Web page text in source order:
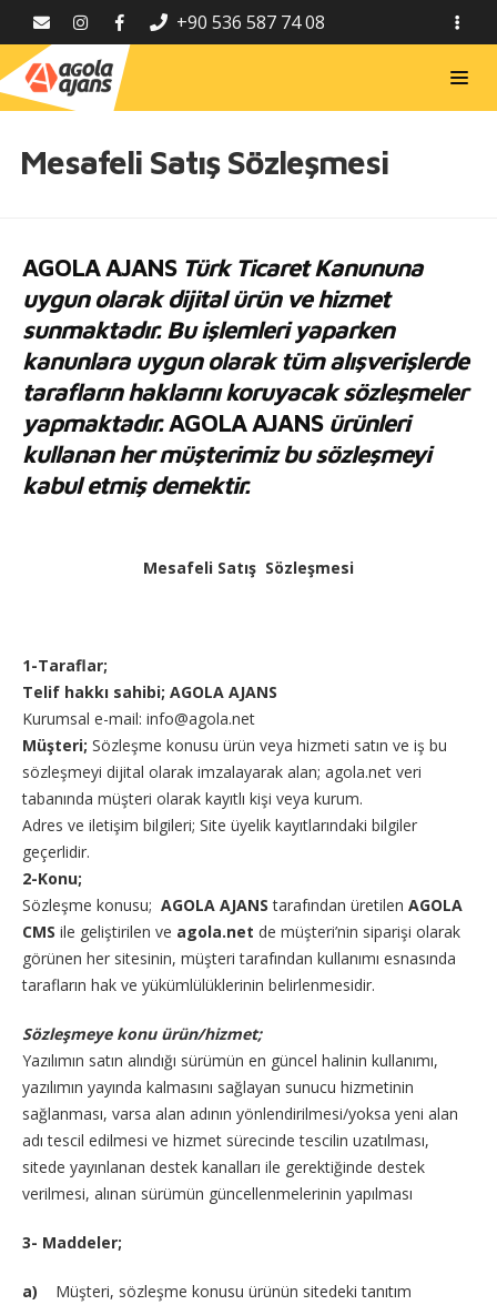
+90 536 587 74 08
Mesafeli Satış Sözleşmesi
AGOLA AJANS Türk Ticaret Kanununa
uygun olarak dijital ürün ve hizmet
sunmaktadır. Bu işlemleri yaparken
kanunlara uygun olarak tüm alışverişlerde
tarafların haklarını koruyacak sözleşmeler
yapmaktadır.AGOLA AJANS ürünleri
kullanan her müşterimiz bu sözleşmeyi
kabul etmiş demektir.
Mesafeli Satış Sözleşmesi
1-Taraflar;
Telif hakkı sahibi; AGOLA AJANS
Kurumsal e-mail: info@agola.net
Müşteri; Sözleşme konusu ürün veya hizmeti satın ve iş bu
sözleşmeyi dijital olarak imzalayarak alan; agola.net veri
tabanında müşteri olarak kayıtlı kişi veya kurum.
Adres ve iletişim bilgileri; Site üyelik kayıtlarındaki bilgiler
geçerlidir.
2-Konu;
Sözleşme konusu; AGOLA AJANStarafından üretilen AGOLA
CMS ile geliştirilen ve agola.net de müşteri’nin siparişi olarak
görünen her sitesinin, müşteri tarafından kullanımı esnasında
tarafların hak ve yükümlülüklerinin belirlenmesidir.
Sözleşmeye konu ürün/hizmet;
Yazılımın satın alındığı sürümün en güncel halinin kullanımı,
yazılımın yayında kalmasını sağlayan sunucu hizmetinin
sağlanması, varsa alan adının yönlendirilmesi/yoksa yeni alan
adı tescil edilmesi ve hizmet sürecinde tescilin uzatılması,
sitede yayınlanan destek kanalları ile gerektiğinde destek
verilmesi, alınan sürümün güncellenmelerinin yapılması
3- Maddeler;
a)
Müşteri, sözleşme konusu ürünün sitedeki tanıtım